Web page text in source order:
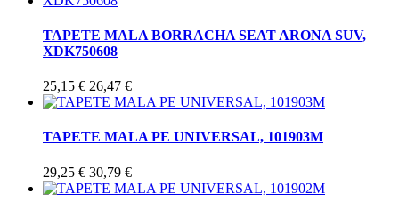
TAPETE MALA BORRACHA SEAT ARONA SUV,
XDK750608
25,15 € 26,47 €
TAPETE MALA PE UNIVERSAL, 101903M
29,25 € 30,79 €